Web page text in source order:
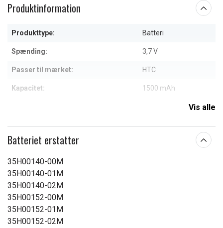
Produktinformation
Produkttype: Batteri
Spænding: 3,7 V
Passer til mærket: HTC
Kapacitet: 1500 mAh
Vis alle
Batteriet erstatter
35H00140-00M
35H00140-01M
35H00140-02M
35H00152-00M
35H00152-01M
35H00152-02M